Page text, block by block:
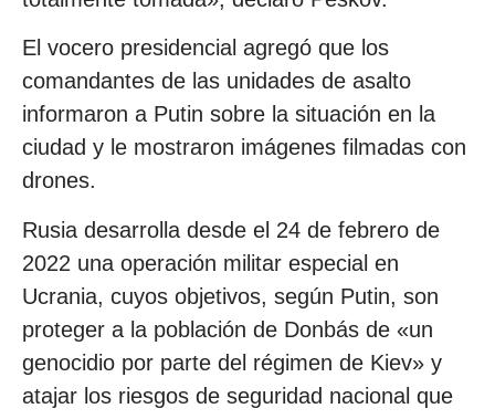
El vocero presidencial agregó que los
comandantes de las unidades de asalto
informaron a Putin sobre la situación en la
ciudad y le mostraron imágenes filmadas con
drones.
Rusia desarrolla desde el 24 de febrero de
2022 una operación militar especial en
Ucrania, cuyos objetivos, según Putin, son
proteger a la población de Donbás de «un
genocidio por parte del régimen de Kiev» y
atajar los riesgos de seguridad nacional que